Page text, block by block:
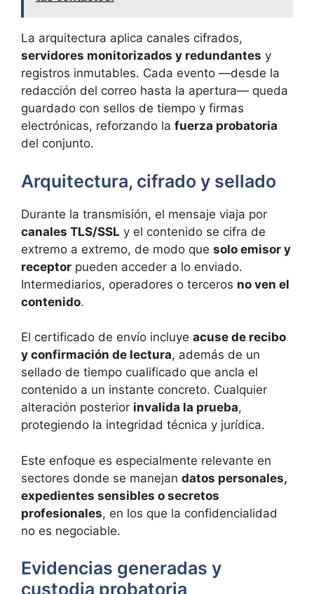
La arquitectura aplica canales cifrados,
servidores monitorizados y redundantes y
registros inmutables. Cada evento —desde la
redacción del correo hasta la apertura— queda
guardado con sellos de tiempo y firmas
electrónicas, reforzando la fuerza probatoria
del conjunto.
Arquitectura, cifrado y sellado
Durante la transmisión, el mensaje viaja por
canales TLS/SSL y el contenido se cifra de
extremo a extremo, de modo que solo emisor y
receptor pueden acceder a lo enviado.
Intermediarios, operadores o terceros no ven el
contenido.
El certificado de envío incluye acuse de recibo
y confirmación de lectura, además de un
sellado de tiempo cualificado que ancla el
contenido a un instante concreto. Cualquier
alteración posterior invalida la prueba,
protegiendo la integridad técnica y jurídica.
Este enfoque es especialmente relevante en
sectores donde se manejan datos personales,
expedientes sensibles o secretos
profesionales, en los que la confidencialidad
no es negociable.
Evidencias generadas y
custodia probatoria